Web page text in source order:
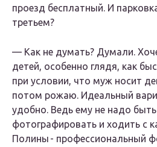
проезд бесплатный. И
третьем?
— Как не думать? Думали.
детей, особенно глядя, как
при условии, что муж носит
потом рожаю. Идеальный
удобно. Ведь ему не надо
фотографировать и ходить с
Полины - профессиональный